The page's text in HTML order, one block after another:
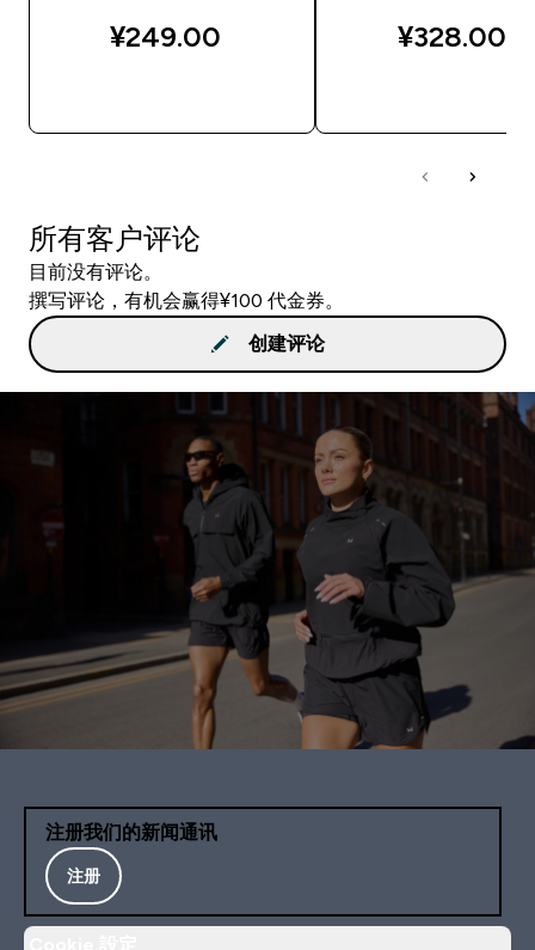
¥249.00‎ ¥328.00‎
所有客户评论
目前没有评论。
撰写评论，有机会赢得¥100 代金券。
创建评论
注册我们的新闻通讯
注册